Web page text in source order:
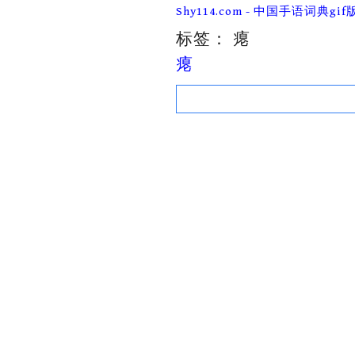
Skip
content
Shy114.com - 中国手语词典gif
标签： 瘪
瘪
Search